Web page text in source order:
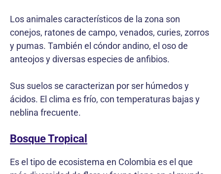
Los animales característicos de la zona son
conejos, ratones de campo, venados, curies, zorros
y pumas. También el cóndor andino, el oso de
anteojos y diversas especies de anfibios.
Sus suelos se caracterizan por ser húmedos y
ácidos. El clima es frío, con temperaturas bajas y
neblina frecuente.
Bosque Tropical
Es el tipo de ecosistema en Colombia es el que